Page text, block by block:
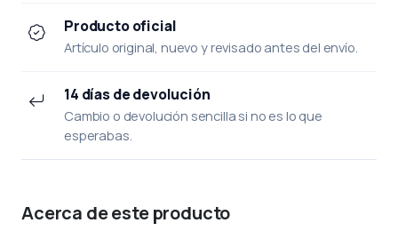
Producto oficial
Artículo original, nuevo y revisado antes del envío.
14 días de devolución
Cambio o devolución sencilla si no es lo que
esperabas.
Acerca de este producto